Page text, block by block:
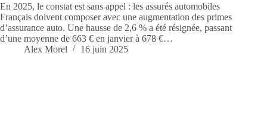
En 2025, le constat est sans appel : les assurés automobiles
Français doivent composer avec une augmentation des primes
d’assurance auto. Une hausse de 2,6 % a été résignée, passant
d’une moyenne de 663 € en janvier à 678 €…
Alex Morel
16 juin 2025